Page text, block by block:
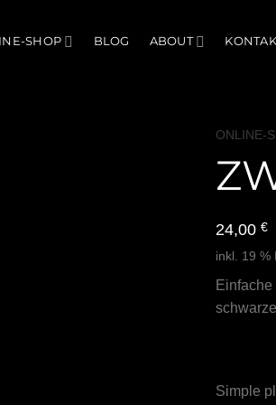
SHOP BLOG ABOUT
ONLINE-
24,00 €
inkl. 19 %
Simple